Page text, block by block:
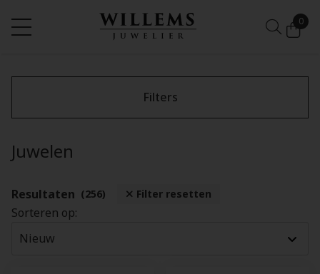
0
Filters
Juwelen
Resultaten (256) Filter resetten
Sorteren op: